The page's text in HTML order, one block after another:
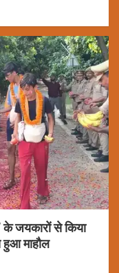
जयकारों से किया
हुआ माहौल